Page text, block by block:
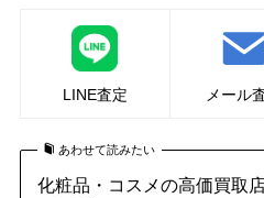
LINE査定 メール
あわせて読みたい
化粧品・コスメの高価買取